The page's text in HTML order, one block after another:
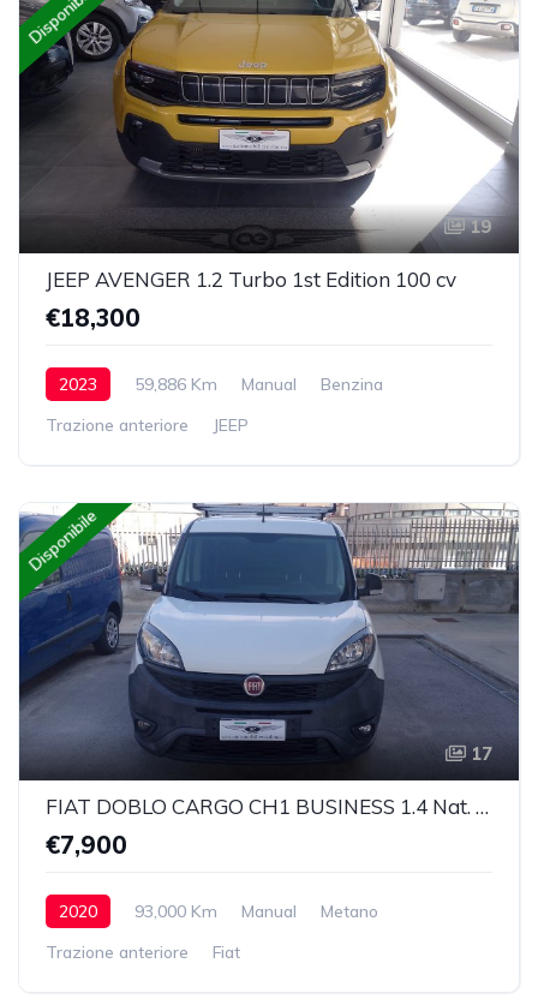
19
JEEP AVENGER 1.2 Turbo 1st Edition 100 cv
€18,300
2023 59,886 Km Manual
Benzina
Trazione anteriore
JEEP
Disponibile
17
FIAT DOBLO CARGO CH1 BUSINESS 1.4 Nat. Power 120cv E6D
€7,900
2020 93,000 Km Manual
Metano
Trazione anteriore
Fiat